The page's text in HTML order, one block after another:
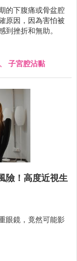
的下腹痛或骨盆腔
原因，因為害怕被
到挫折和無助。
、 子宮腔沾黏
險！高度近視生
眼鏡，竟然可能影